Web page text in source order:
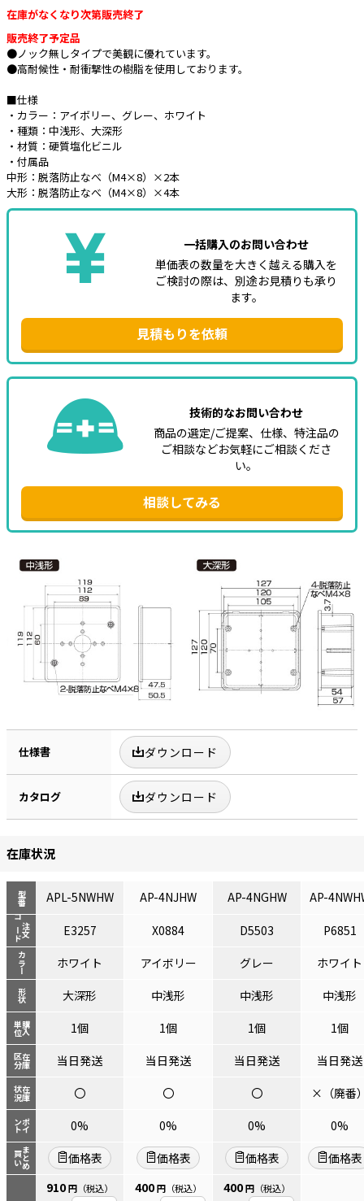
工具関連
EV充電設備工事関連
感染症関連
e431オリジナル
暑さ対策
販売終了品
在庫がなくなり次第販売終了
販売終了予定品
●ノック無しタイプで美観に優れています。
●高耐候性・耐衝撃性の樹脂を使用しております。
■仕様
・カラー：アイボリー、グレー、ホワイト
・種類：中浅形、大深形
・材質：硬質塩化ビニル
・付属品
中形：脱落防止なべ（M4×8）×2本
大形：脱落防止なべ（M4×8）×4本
一括購入のお問い合わせ
単価表の数量を大きく越える購入を
ご検討の際は、別途お見積りも承り
ます。
見積もりを依頼
技術的なお問い合わせ
商品の選定/ご提案、仕様、特注品の
ご相談などお気軽にご相談くださ
い。
相談してみる
仕様書 ダウンロード
カタログ ダウンロード
在庫状況
型番
注文
コード
カラー
形状
購入
単位
在庫
区分
在庫
状況
ポイ
ント
まとめ
買い
APL-5NWHW AP-4NJHW AP-4NGHW AP-
E3257 X0884 D5503
P6851
ホワイト
アイボリー グレー
ホワイト
大深形
中浅形 中浅形
中浅形
1個
1個 1個
1個
当日発送
当日発送 当日発送
当日発送
〇
〇 〇
×（廃番
0%
0% 0%
0%
価格表
価格表 価格表
価格表
910円 （税込） 400円 （税込） 400円 （税込）